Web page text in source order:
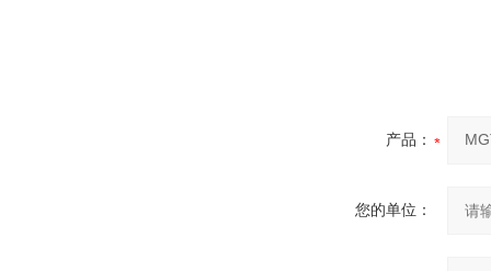
产品：
您的单位：